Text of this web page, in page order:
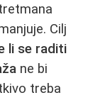
Cilj
li se raditi
ne bi
treba